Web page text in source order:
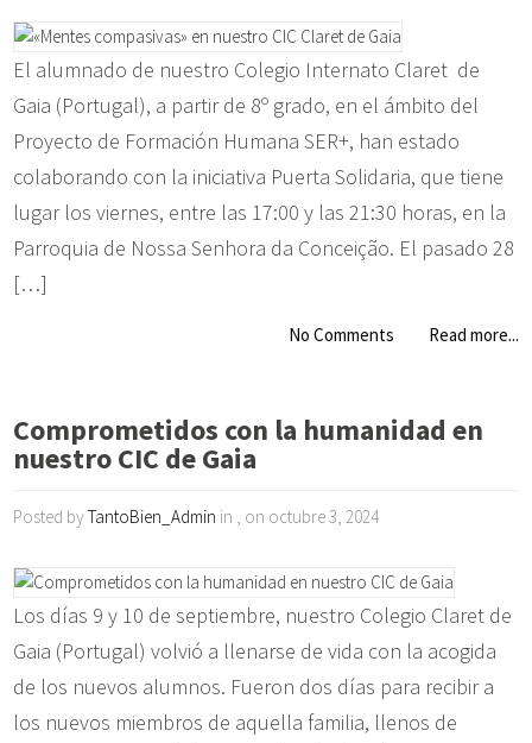
El alumnado de nuestro Colegio Internato Claret de
Gaia (Portugal), a partir de 8º grado, en el ámbito del
Proyecto de Formación Humana SER+, han estado
colaborando con la iniciativa Puerta Solidaria, que tiene
lugar los viernes, entre las 17:00 y las 21:30 horas, en la
Parroquia de Nossa Senhora da Conceição. El pasado 28
[…]
No Comments Read more...
Comprometidos con la humanidad en
nuestro CIC de Gaia
Posted byTantoBien_Admin in , on octubre 3, 2024
Los días 9 y 10 de septiembre, nuestro Colegio Claret de
Gaia (Portugal) volvió a llenarse de vida con la acogida
de los nuevos alumnos. Fueron dos días para recibir a
los nuevos miembros de aquella familia, llenos de